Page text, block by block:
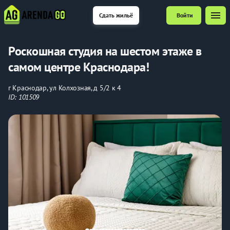
Сдать жильё Войти menu
Роскошная студия на шестом этаже в
самом центре Краснодара!
г Краснодар, ул Колхозная, д 5/2 к 4
ID: 101509